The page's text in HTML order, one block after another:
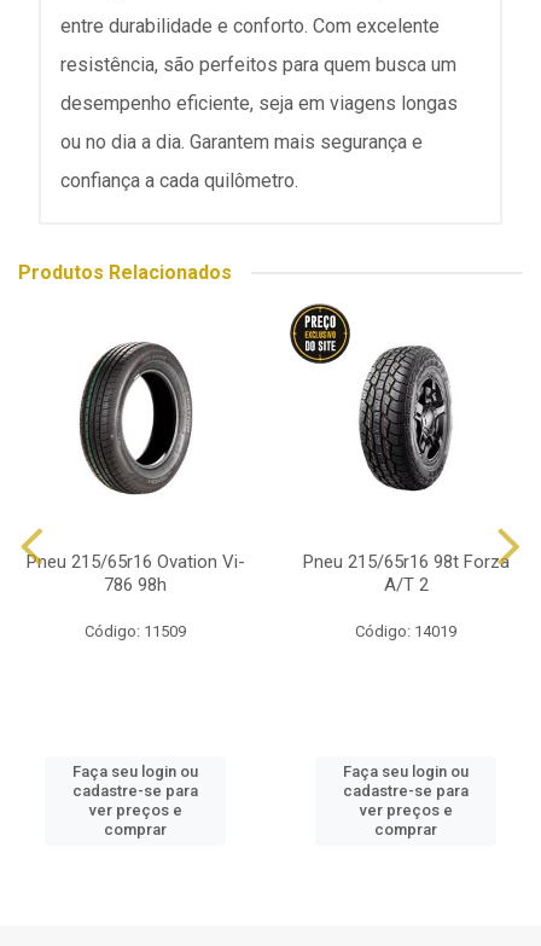
entre durabilidade e conforto. Com excelente
resistência, são perfeitos para quem busca um
desempenho eficiente, seja em viagens longas
ou no dia a dia. Garantem mais segurança e
confiança a cada quilômetro.
Produtos Relacionados
Pneu 215/65r16 Ovation Vi-
786 98h
Código: 11509
Faça seu login ou
cadastre-se para
ver preços e
comprar
Pneu 215/65r16 98t Forza
A/T 2
Código: 14019
Faça seu login ou
cadastre-se para
ver preços e
comprar